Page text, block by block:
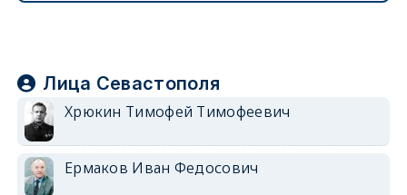
Лица Севастополя
Хрюкин Тимофей Тимофеевич
Ермаков Иван Федосович